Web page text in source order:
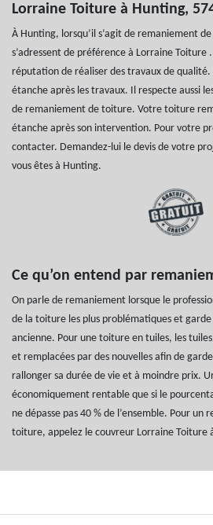
Lorraine Toiture à Hunting,
À Hunting, lorsqu’il s’agit de remaniement
s’adressent de préférence à Lorraine Toiture
réputation de réaliser des travaux de
étanche après les travaux. Il respecte aussi
de remaniement de toiture. Votre toiture
étanche après son intervention. Pour votre
contacter. Demandez-lui le devis de votre
vous êtes à Hunting.
Ce qu’on entend par
On parle de remaniement lorsque le
de la toiture les plus problématiques et
ancienne. Pour une toiture en tuiles, les
et remplacées par des nouvelles afin de
rallonger sa durée de vie et à moindre prix.
économiquement rentable que si le
ne dépasse pas 40 % de l’ensemble. Pour
toiture, appelez le couvreur Lorraine Toiture